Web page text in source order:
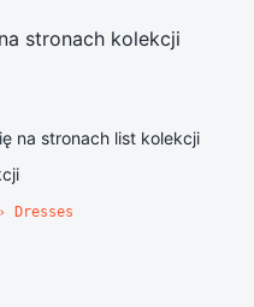
stronach kolekcji
na stronach list kolekcji
› Dresses